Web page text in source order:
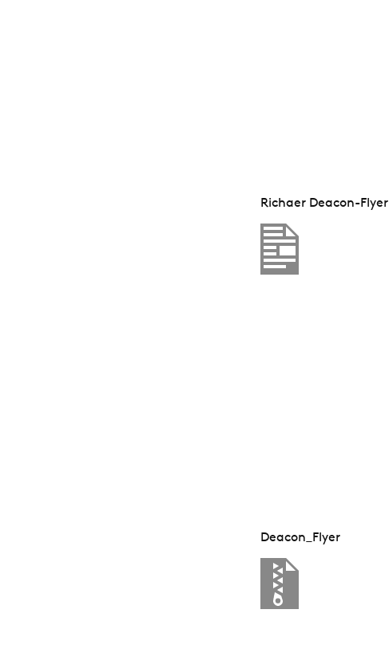
Richaer Deacon-Flyer
Deacon_Flyer